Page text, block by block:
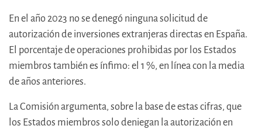
En el año 2023 no se denegó ninguna solicitud de
autorización de inversiones extranjeras directas en España.
El porcentaje de operaciones prohibidas por los Estados
miembros también es ínfimo: el 1 %, en línea con la media
de años anteriores.
La Comisión argumenta, sobre la base de estas cifras, que
los Estados miembros solo deniegan la autorización en